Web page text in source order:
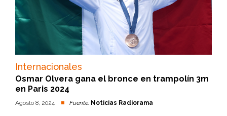
Internacionales
Osmar Olvera gana el bronce en trampolín 3m
en Paris 2024
Agosto 8, 2024 Fuente: Noticias Radiorama